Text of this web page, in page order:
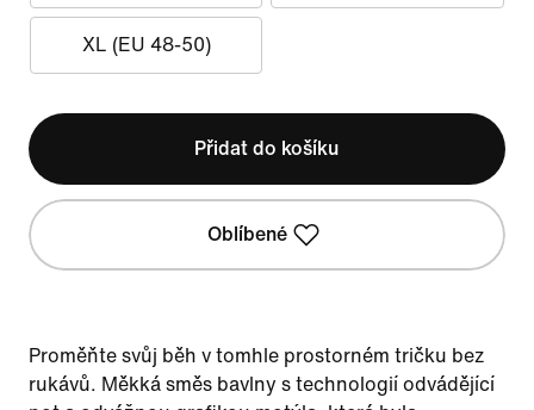
XL (EU 48-50)
Přidat do košíku
Oblíbené
Proměňte svůj běh v tomhle prostorném tričku bez
rukávů. Měkká směs bavlny s technologií odvádějící